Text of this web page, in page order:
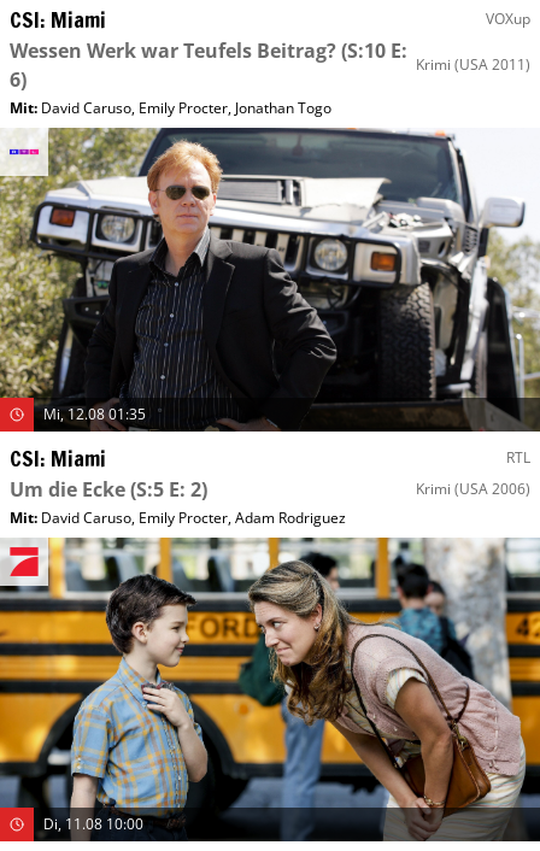
CSI: Miami VOXup
Wessen Werk war Teufels Beitrag?(S:10 E:
6)
Krimi (USA 2011)
Mit: David Caruso, Emily Procter, Jonathan Togo
Mi, 12.08 01:35
CSI: Miami RTL
Um die Ecke(S:5 E: 2) Krimi (USA 2006)
Mit: David Caruso, Emily Procter,Adam Rodriguez
Di, 11.08 10:00